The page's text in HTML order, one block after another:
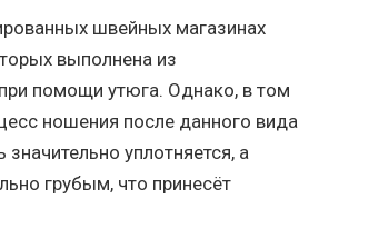
швейных магазинах
выполнена из
помощи утюга. Однако, в том
ношения после данного вида
уплотняется, а
грубым, что принесёт